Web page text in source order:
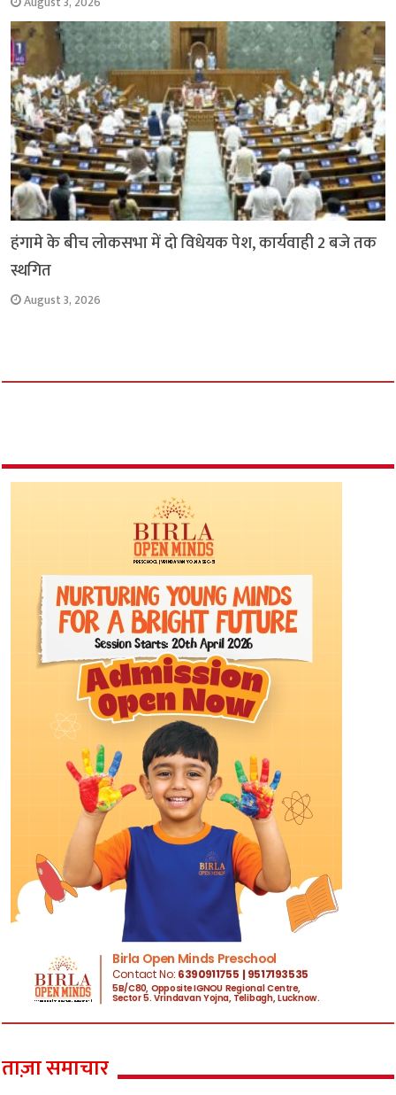
हंगामे के बीच लोकसभा में दो विधेयक पेश, कार्यवाही 2 बजे तक
स्थगित
August 3, 2026
ताज़ा समाचार